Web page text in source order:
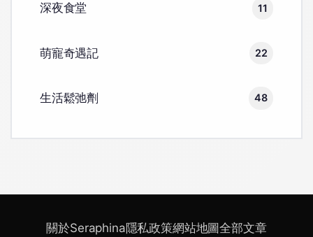
深夜食堂 11
萌寵奇遇記 22
生活鬆弛劑 48
關於Seraphina隱私政策網站地圖全部文章